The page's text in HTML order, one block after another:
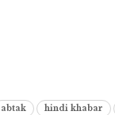
abtak hindi khabar